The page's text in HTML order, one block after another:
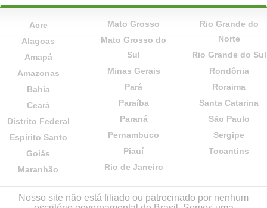
Acre
Alagoas
Amapá
Amazonas
Bahia
Ceará
Distrito Federal
Espírito Santo
Goiás
Maranhão
Mato Grosso
Mato Grosso do
Sul
Minas Gerais
Pará
Paraíba
Paraná
Pernambuco
Piauí
Rio de Janeiro
Rio Grande do
Norte
Rio Grande do Sul
Rondônia
Roraima
Santa Catarina
São Paulo
Sergipe
Tocantins
Nosso site não está filiado ou patrocinado por nenhum